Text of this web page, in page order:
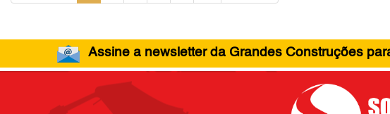
Assine a newsletter da Grandes Construções